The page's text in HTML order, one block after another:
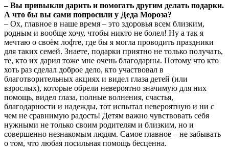
– Вы привыкли дарить и помогать другим делать подарки.
А что бы вы сами попросили у Деда Мороза?
– Ох, главное в наше время – это здоровья всем близким,
родным и вообще хочу, чтобы никто не болел! Ну а так я
мечтаю о своём лофте, где бы я могла проводить праздники
для таких семей. Знаете, подарки приятно не только получать,
те, кто их дарил тоже мне очень благодарны. Потому что кто
хоть раз сделал доброе дело, кто участвовал в
благотворительных акциях и видел глаза детей (или
взрослых), которые обрели невероятно значимую для них
помощь, видел глаза, полные волнения, счастья,
благодарности и надежды, тот испытал невероятную и ни с
чем не сравнимую радость! Детям важно чувствовать себя
нужными не только своим родителям и близким, но и
совершенно незнакомым людям. Самое главное – не забывать
о том, что любая посильная помощь бесценна.